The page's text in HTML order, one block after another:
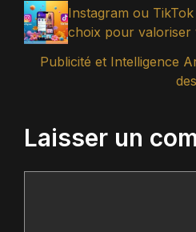
Instagram ou
choix pour valoriser
Publicité et Intelligence
Laisser un